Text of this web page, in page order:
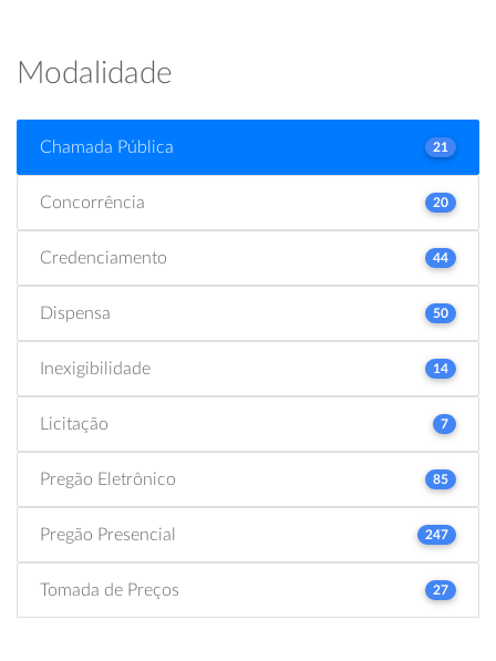
Modalidade
Chamada Pública 21
Concorrência 20
Credenciamento 44
Dispensa 50
Inexigibilidade 14
Licitação 7
Pregão Eletrônico 85
Pregão Presencial 247
Tomada de Preços 27